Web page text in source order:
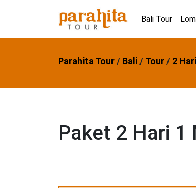
Bali Tour
Parahita Tour/ Bali/ Tour/ 2 Hari
Paket 2 Hari 1